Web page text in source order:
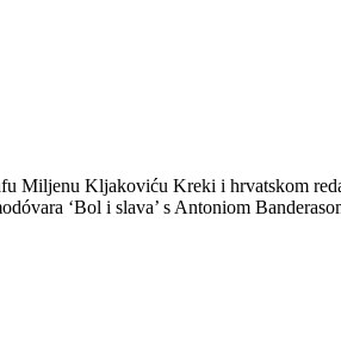
Miljenu Kljakoviću Kreki i hrvatskom
‘Bol i slava’ s Antoniom